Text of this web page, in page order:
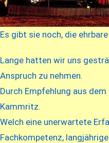
Es gibt sie noch, die
Lange hatten wir uns
Anspruch zu nehmen.
Durch Empfehlung aus
Kammritz.
Welch eine unerwartete
Fachkompetenz,